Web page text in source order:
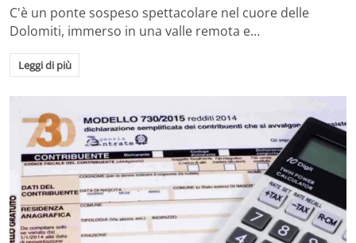
C'è un ponte sospeso spettacolare nel cuore delle
Dolomiti, immerso in una valle remota e…
Leggi di più